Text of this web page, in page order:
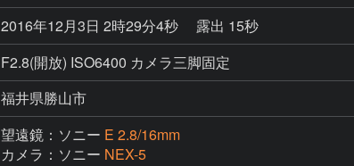
2016年12月3日 2時29分4秒
露出 15秒
F2.8(開放) ISO6400 カメラ三脚固定
福井県勝山市
望遠鏡：ソニー E 2.8/16mm
カメラ：ソニー NEX-5